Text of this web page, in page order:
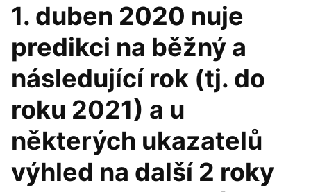
1. duben 2020 nuje
predikci na běžný a
následující rok (tj. do
roku 2021) a u
některých ukazatelů
výhled na další 2 roky